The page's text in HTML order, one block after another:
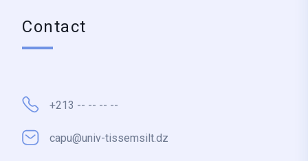
Contact
+213 -- -- -- --
capu@univ-tissemsilt.dz